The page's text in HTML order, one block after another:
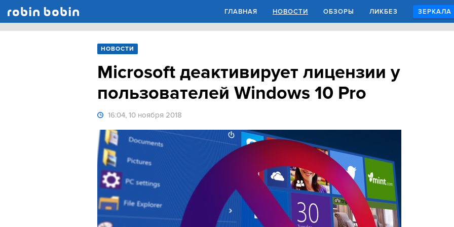
ГЛАВНАЯ НОВОСТИ ОБЗОРЫ ЛИКБЕЗ ЗЕРКАЛА
НОВОСТИ
Microsoft деактивирует лицензии у
пользователей Windows 10 Pro
16:04, 10 ноября 2018